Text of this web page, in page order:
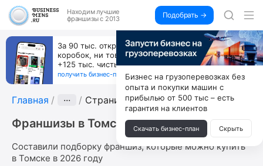
Находим лучшие
франшизы с 2013
Подобрать →
За 90 тыс. открой магазин на Авито, дома ни
коробок, ни товара, ни склада, зато каждый месяц
+125 тыс. чистыми
получить бизнес-план ↓
Главная ··· Страница 10
Франшизы в Томске
Составили подборку франшиз, которые можно купить
в Томске в 2026 году
Бизнес на грузоперевозках без
опыта и покупки машин с
прибылью от 500 тыс – есть
гарантия на клиентов
Скачать бизнес-план Скрыть